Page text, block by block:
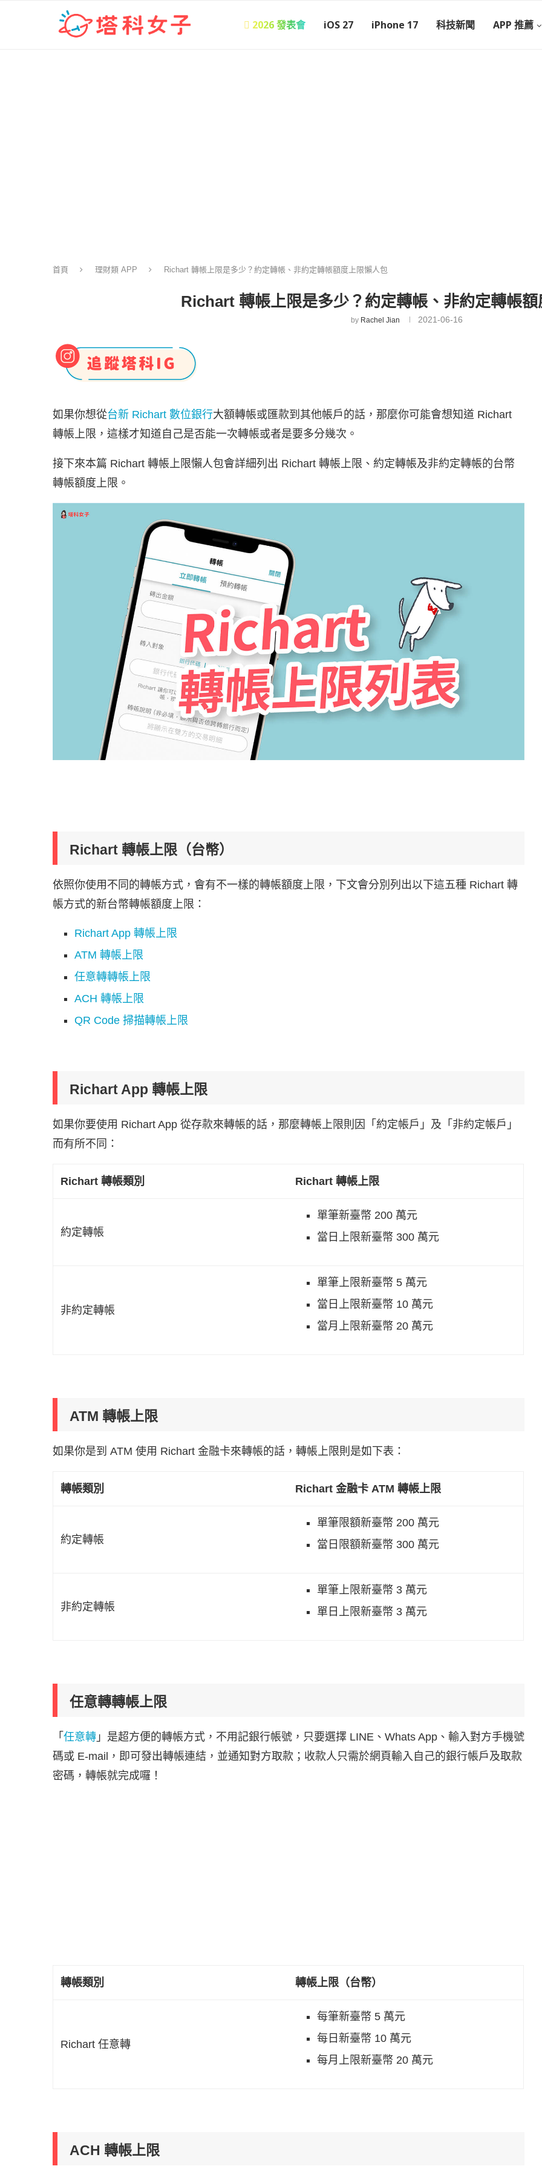
 2026 發表會 iOS 27 iPhone 17 科技新聞 APP 推薦
首頁 理財類 APP Richart 轉帳上限是多少？約定轉帳、非約定轉帳額度上限懶人包
Richart 轉帳上限是多少？約定轉帳、非約定轉帳
by Rachel Jian 2021-06-16
如果你想從台新 Richart 數位銀行大額轉帳或匯款到其他帳戶的話，那麼你可能會想知道 Richart
轉帳上限，這樣才知道自己是否能一次轉帳或者是要多分幾次。
接下來本篇 Richart 轉帳上限懶人包會詳細列出 Richart 轉帳上限、約定轉帳及非約定轉帳的台幣
轉帳額度上限。
Richart 轉帳上限（台幣）
依照你使用不同的轉帳方式，會有不一樣的轉帳額度上限，下文會分別列出以下這五種 Richart 轉
帳方式的新台幣轉帳額度上限：
Richart App 轉帳上限
ATM 轉帳上限
任意轉轉帳上限
ACH 轉帳上限
QR Code 掃描轉帳上限
Richart App 轉帳上限
如果你要使用 Richart App 從存款來轉帳的話，那麼轉帳上限則因「約定帳戶」及「非約定帳戶」
而有所不同：
Richart 轉帳類別 Richart 轉帳上限
約定轉帳
單筆新臺幣 200 萬元
當日上限新臺幣 300 萬元
非約定轉帳
單筆上限新臺幣 5 萬元
當日上限新臺幣 10 萬元
當月上限新臺幣 20 萬元
ATM 轉帳上限
如果你是到 ATM 使用 Richart 金融卡來轉帳的話，轉帳上限則是如下表：
轉帳類別 Richart 金融卡 ATM 轉帳上限
約定轉帳
單筆限額新臺幣 200 萬元
當日限額新臺幣 300 萬元
非約定轉帳
單筆上限新臺幣 3 萬元
單日上限新臺幣 3 萬元
任意轉轉帳上限
「 任意轉 」是超方便的轉帳方式，不用記銀行帳號，只要選擇 LINE、Whats App、輸入對方手機號
碼或 E-mail，即可發出轉帳連結，並通知對方取款；收款人只需於網頁輸入自己的銀行帳戶及取款
密碼，轉帳就完成囉！
轉帳類別 轉帳上限（台幣）
Richart 任意轉
每筆新臺幣 5 萬元
每日新臺幣 10 萬元
每月上限新臺幣 20 萬元
ACH 轉帳上限